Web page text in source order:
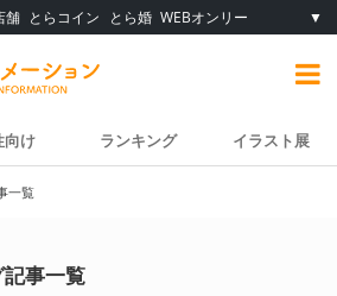
舗 とらコイン とら婚 WEBオンリー ▼
向け ランキング イラスト展
一覧
記事一覧